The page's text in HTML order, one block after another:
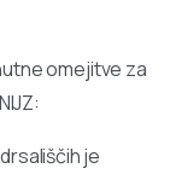
omejitve za
je